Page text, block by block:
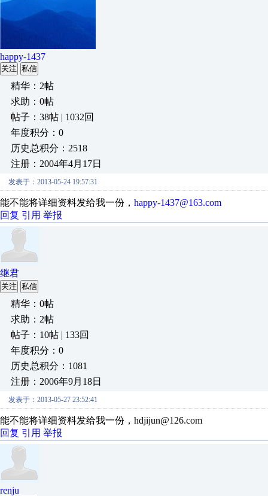
happy-1437
关注 私信
精华：2帖
求助：0帖
帖子：38帖 | 1032回
年度积分：0
历史总积分：2518
注册：2004年4月17日
发表于：2013-05-24 19:57:31
能不能将详细资料发给我一份， happy-1437@163.com
回复 引用 举报
继君
关注 私信
精华：0帖
求助：2帖
帖子：10帖 | 133回
年度积分：0
历史总积分：1081
注册：2006年9月18日
发表于：2013-05-27 23:52:41
能不能将详细资料发给我一份，hdjijun@126.com
回复 引用 举报
renju